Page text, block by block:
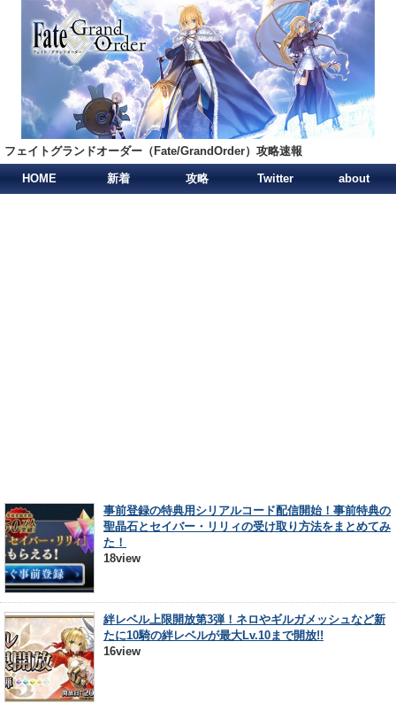
フェイトグランドオーダー（Fate/GrandOrder）攻略速報
HOME 新着 攻略 Twitter about
事前登録の特典用シリアルコード配信開始！事前特典の
聖晶石とセイバー・リリィの受け取り方法をまとめてみ
た！
18view
絆レベル上限開放第3弾！ネロやギルガメッシュなど新
たに10騎の絆レベルが最大Lv.10まで開放!!
16view